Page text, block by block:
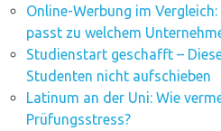
Online-Werbung im
passt zu welchem
Studienstart geschafft –
Studenten nicht aufschieben
Latinum an der Uni: Wie
Prüfungsstress?